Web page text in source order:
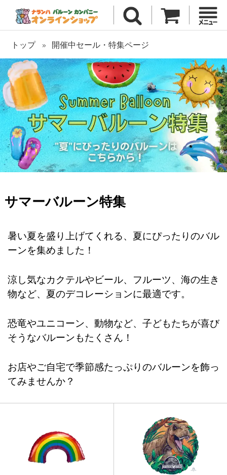
トップ 開催中セール・特集ページ
サマーバルーン特集
暑い夏を盛り上げてくれる、夏にぴったりのバル
ーンを集めました！
涼し気なカクテルやビール、フルーツ、海の生き
物など、夏のデコレーションに最適です。
恐竜やユニコーン、動物など、子どもたちが喜び
そうなバルーンもたくさん！
お店やご自宅で季節感たっぷりのバルーンを飾っ
てみませんか？